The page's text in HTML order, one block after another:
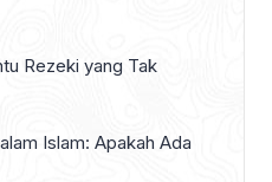
Rezeki yang Tak
Islam: Apakah Ada